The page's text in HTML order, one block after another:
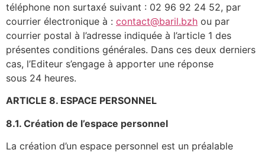
téléphone non surtaxé suivant : 02 96 92 24 52, par
courrier électronique à : contact@baril.bzh ou par
courrier postal à l’adresse indiquée à l’article 1 des
présentes conditions générales. Dans ces deux derniers
cas, l’Editeur s’engage à apporter une réponse
sous 24 heures.
ARTICLE 8. ESPACE PERSONNEL
8.1. Création de l’espace personnel
La création d’un espace personnel est un préalable